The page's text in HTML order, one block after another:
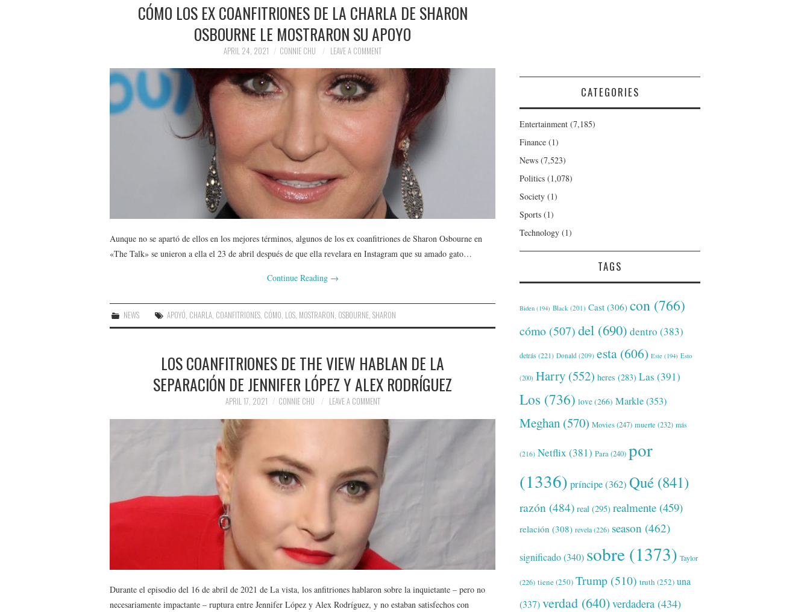
CÓMO LOS EX COANFITRIONES DE LA CHARLA DE SHARON
OSBOURNE LE MOSTRARON SU APOYO
APRIL 24, 2021 CONNIE CHU LEAVE A COMMENT
Aunque no se apartó de ellos en los mejores términos, algunos de los ex coanfitriones de Sharon Osbourne en
«The Talk» se unieron a ella el 23 de abril después de que ella revelara en Instagram que su amado gato…
Continue Reading →
NEWS APOYÓ, CHARLA, COANFITRIONES, CÓMO, LOS, MOSTRARON, OSBOURNE,SHARON
LOS COANFITRIONES DE THE VIEW HABLAN DE LA
SEPARACIÓN DE JENNIFER LÓPEZ Y ALEX RODRÍGUEZ
APRIL 17, 2021 CONNIE CHU LEAVE A COMMENT
Durante el episodio del 16 de abril de 2021 de La vista, los anfitriones hablaron sobre la inquietante – pero no
necesariamente impactante – ruptura entre Jennifer López y Alex Rodríguez, y no estaban satisfechos con
CATEGORIES
Entertainment (7,185)
Finance (1)
News (7,523)
Politics (1,078)
Society (1)
Sports (1)
Technology (1)
TAGS
Biden (194) Black (201) Cast (306) con (766)
cómo (507)del (690) dentro (383)
detrás (221) Donald (209) esta (606) Este (194) Esto
(200) Harry (552) heres (283) Las (391)
Los (736) love(266) Markle(353)
Meghan (570) Movies(247) muerte (232) más
(216) Netflix (381) Para(240) por
(1336) príncipe(362) Qué (841)
razón (484) real (295) realmente (459)
relación (308) revela(226) season (462)
significado(340) sobre (1373) Taylor
(226) tiene(250) Trump (510) truth (252) una
(337)verdad (640)verdadera (434)